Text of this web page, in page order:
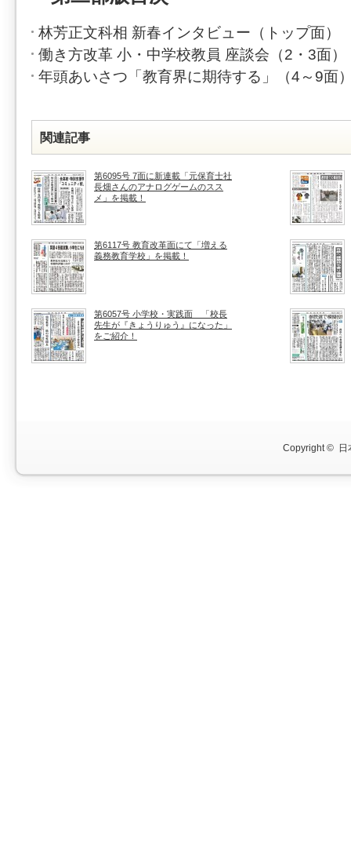
林芳正文科相 新春インタビュー（トップ面）
働き方改革 小・中学校教員 座談会（2・3面）
年頭あいさつ「教育界に期待する」（4～9面
関連記事
第6095号 7面に新連載「元保育士社
長畑さんのアナログゲームのスス
メ」を掲載！
第6117号 教育改革面にて「増える
義務教育学校」を掲載！
第6057号 小学校・実践面 「校長
先生が『きょうりゅう』になった」
をご紹介！
Copyright © 日